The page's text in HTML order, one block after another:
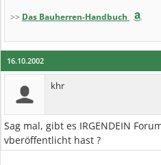
>> Das Bauherren-Handbuch
16.10.2002
khr
Sag mal, gibt es IRGENDEIN
vberöffentlicht hast ?